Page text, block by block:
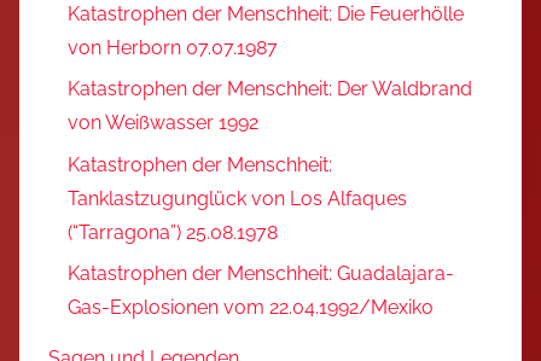
Katastrophen der Menschheit: Die Feuerhölle
von Herborn 07.07.1987
Katastrophen der Menschheit: Der Waldbrand
von Weißwasser 1992
Katastrophen der Menschheit:
Tanklastzugunglück von Los Alfaques
(“Tarragona”) 25.08.1978
Katastrophen der Menschheit: Guadalajara-
Gas-Explosionen vom 22.04.1992/Mexiko